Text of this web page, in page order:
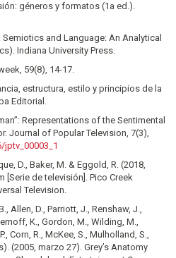
géneros y formatos (1a ed.).
and Language: An Analytical
Indiana University Press.
59(8), 14-17.
estructura, estilo y principios de la
Editorial.
Representations of the Sentimental
Journal of Popular Television, 7(3),
D., Baker, M. & Eggold, R. (2018,
[Serie de televisión]. Pico Creek
Television.
Allen, D., Parriott, J., Renshaw, J.,
K., Gordon, M., Wilding, M.,
Corn, R., McKee, S., Mulholland, S.,
(2005, marzo 27). Grey’s Anatomy